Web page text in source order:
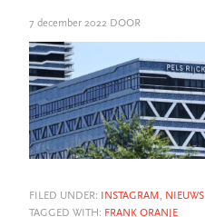
7 december 2022 DOOR
FILED UNDER: INSTAGRAM , NIEUWS
TAGGED WITH: FRANK ORANJE